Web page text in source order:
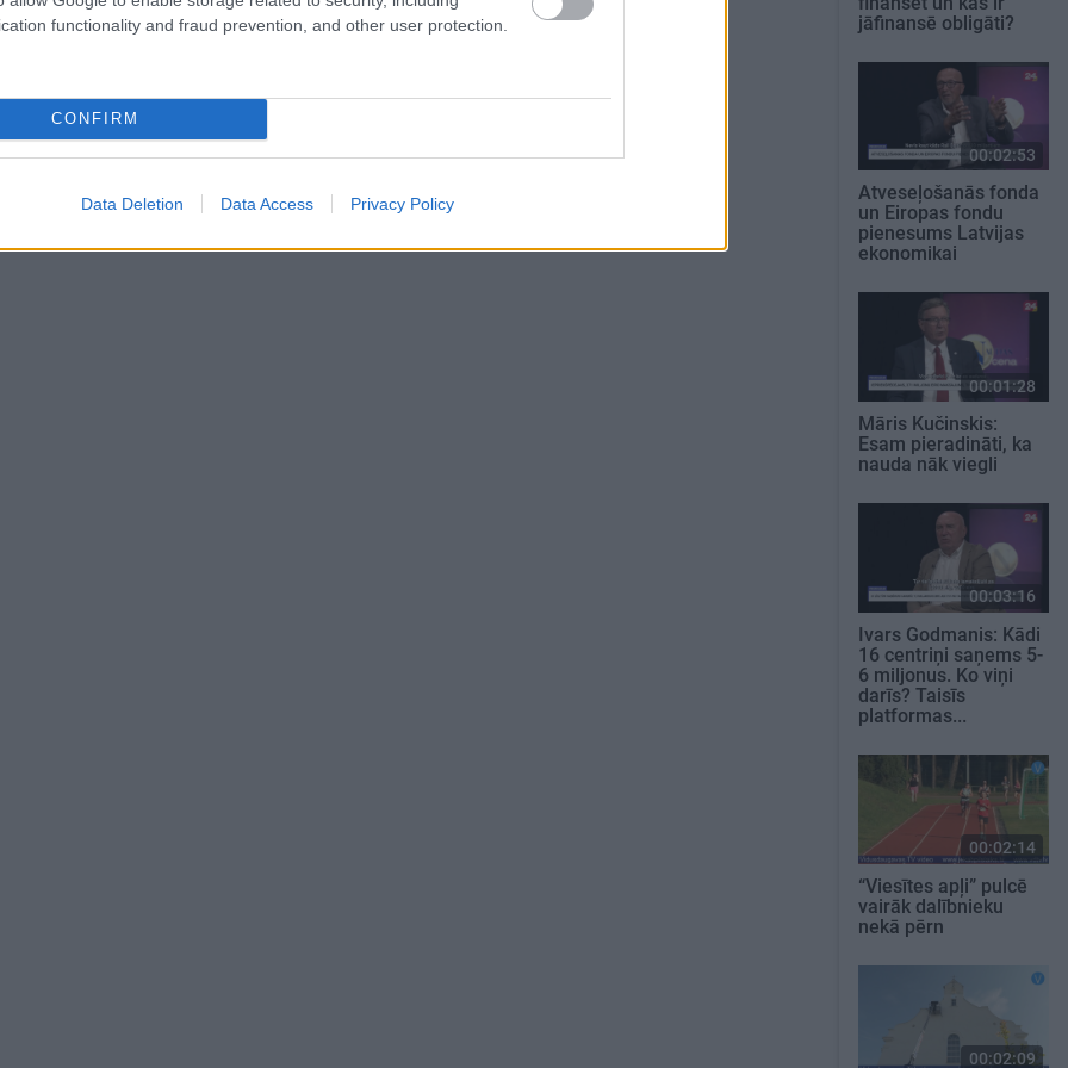
functionality and fraud prevention, and other user protection.
CONFIRM
Data Deletion Data Access Privacy Policy
jāfinansē obligāti?
00:02:53
Atveseļošanās fonda
un Eiropas fondu
pienesums Latvijas
ekonomikai
00:01:28
Māris Kučinskis:
Esam pieradināti, ka
nauda nāk viegli
00:03:16
Ivars Godmanis: Kādi
16 centriņi saņems 5-
6 miljonus. Ko viņi
darīs? Taisīs
platformas...
00:02:14
“Viesītes apļi” pulcē
vairāk dalībnieku
nekā pērn
00:02:09